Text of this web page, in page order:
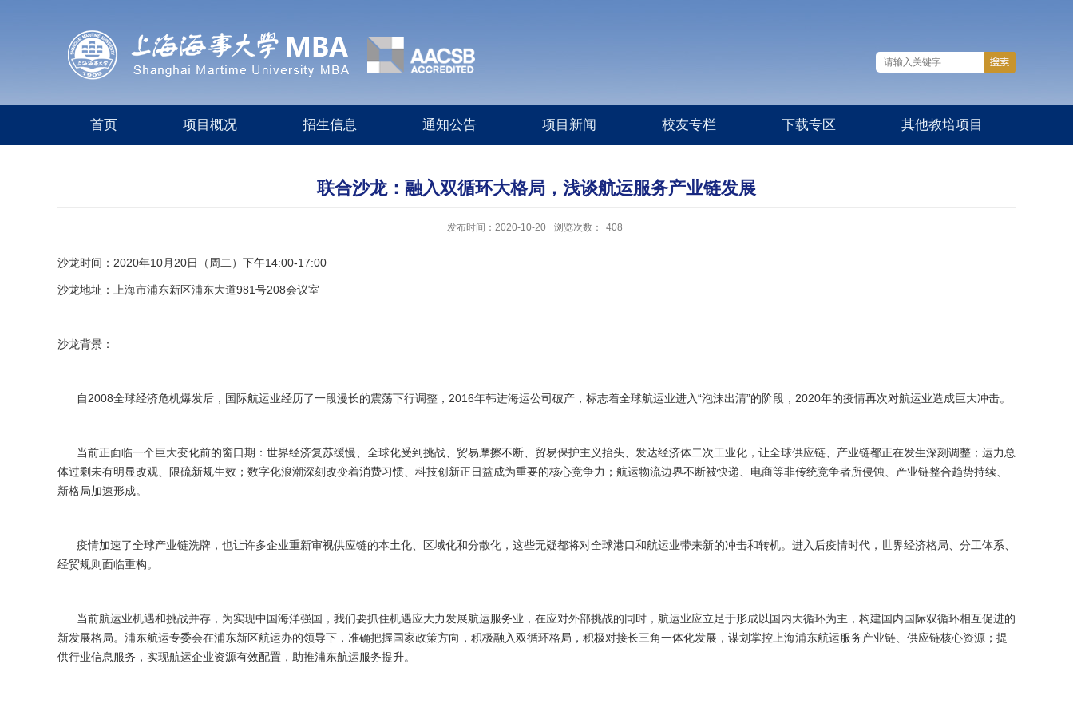
首页 项目概况 招生信息 通知公告 项目新闻 校友专栏 下载专区 其他教培项目
联合沙龙：融入双循环大格局，浅谈航运服务产业链发展
发布时间：2020-10-20 浏览次数： 408
沙龙时间： 2020年10月20日（周二）下午14:00-17:00
沙龙地址： 上海市浦东新区浦东大道981号208会议室
沙龙背景：
自2008全球经济危机爆发后，国际航运业经历了一段漫长的震荡下行调整，2016年韩进海运公司破产，标志着全球航运业进入“泡沫出清”的阶段，2020年的疫情再次对航运业造成巨大冲击。
当前正面临一个巨大变化前的窗口期：世界经济复苏缓慢、全球化受到挑战、贸易摩擦不断、贸易保护主义抬头、发达经济体二次工业化，让全球供应链、产业链都正在发生深刻调整；运力总
体过剩未有明显改观、限硫新规生效；数字化浪潮深刻改变着消费习惯、科技创新正日益成为重要的核心竞争力；航运物流边界不断被快递、电商等非传统竞争者所侵蚀、产业链整合趋势持续、
新格局加速形成。
疫情加速了全球产业链洗牌，也让许多企业重新审视供应链的本土化、区域化和分散化，这些无疑都将对全球港口和航运业带来新的冲击和转机。进入后疫情时代，世界经济格局、分工体系、
经贸规则面临重构。
当前航运业机遇和挑战并存，为实现中国海洋强国，我们要抓住机遇应大力发展航运服务业，在应对外部挑战的同时，航运业应立足于形成以国内大循环为主，构建国内国际双循环相互促进的
新发展格局。浦东航运专委会在浦东新区航运办的领导下，准确把握国家政策方向，积极融入双循环格局，积极对接长三角一体化发展，谋划掌控上海浦东航运服务产业链、供应链核心资源；提
供行业信息服务，实现航运企业资源有效配置，助推浦东航运服务提升。